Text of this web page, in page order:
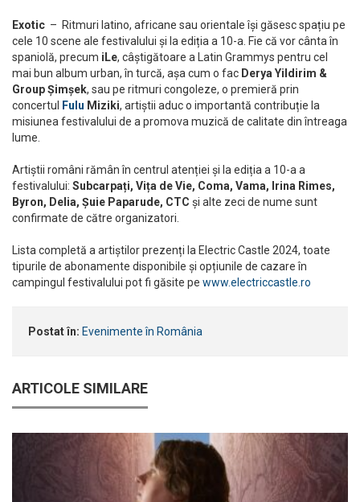
Exotic – Ritmuri latino, africane sau orientale își găsesc spațiu pe
cele 10 scene ale festivalului și la ediția a 10-a. Fie că vor cânta în
spaniolă, precum iLe, câștigătoare a Latin Grammys pentru cel
mai bun album urban, în turcă, așa cum o fac Derya Yildirim &
Group Șimșek, sau pe ritmuri congoleze, o premieră prin
concertul
Fulu Miziki, artiștii aduc o importantă contribuție la
misiunea festivalului de a promova muzică de calitate din întreaga
lume.
Artiștii români rămân în centrul atenției și la ediția a 10-a a
festivalului: Subcarpați, Vița de Vie, Coma, Vama, Irina Rimes,
Byron, Delia, Șuie Paparude, CTC și alte zeci de nume sunt
confirmate de către organizatori.
Lista completă a artiștilor prezenți la Electric Castle 2024, toate
tipurile de abonamente disponibile și opțiunile de cazare în
campingul festivalului pot fi găsite pe www.electriccastle.ro
Postat în: Evenimente în România
ARTICOLE SIMILARE